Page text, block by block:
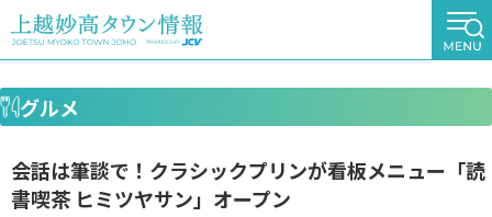
グルメ
会話は筆談で！クラシックプリンが看板メニュー「読
書喫茶 ヒミツヤサン」オープン